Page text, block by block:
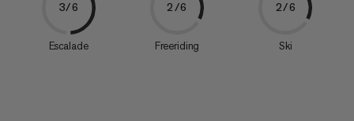
3/6
Escalade
2/6
Freeriding
2/6
Ski